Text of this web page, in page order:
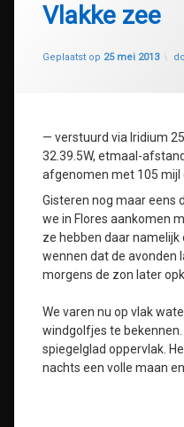
Vlakke zee
Geplaatst op 25 mei 2013
— verstuurd via Iridium
32.39.5W, etmaal-
afgenomen met 105 mijl
Gisteren nog maar eens
we in Flores aankomen
ze hebben daar namelijk
wennen dat de avonden
morgens de zon later
We varen nu op vlak
windgolfjes te
spiegelglad oppervlak.
nachts een volle maan